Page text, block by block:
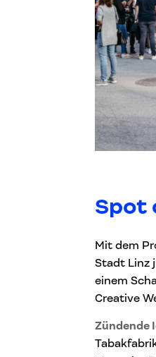
Spot
Mit dem
Stadt Linz
einem
Creative
Zündende